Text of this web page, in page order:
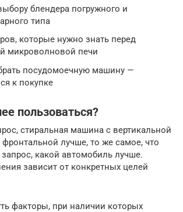
блендера погружного и
типа
которые нужно знать перед
микроволновой печи
посудомоечную машину —
к покупке
пользоваться?
стиральная машина с вертикальной
фронтальной лучше, то же самое, что
запрос, какой автомобиль лучше.
зависит от конкретных целей
факторы, при наличии которых